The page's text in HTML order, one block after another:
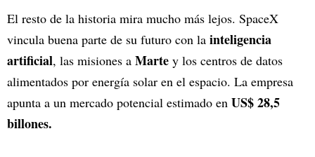
El resto de la historia mira mucho más lejos. SpaceX
vincula buena parte de su futuro con la inteligencia
artificial, las misiones a Marte y los centros de datos
alimentados por energía solar en el espacio. La empresa
apunta a un mercado potencial estimado en US$ 28,5
billones.